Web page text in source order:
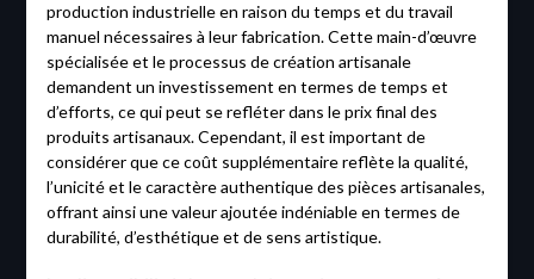
production industrielle en raison du temps et du travail
manuel nécessaires à leur fabrication. Cette main-d’œuvre
spécialisée et le processus de création artisanale
demandent un investissement en termes de temps et
d’efforts, ce qui peut se refléter dans le prix final des
produits artisanaux. Cependant, il est important de
considérer que ce coût supplémentaire reflète la qualité,
l’unicité et le caractère authentique des pièces artisanales,
offrant ainsi une valeur ajoutée indéniable en termes de
durabilité, d’esthétique et de sens artistique.